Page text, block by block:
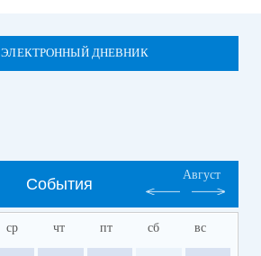
ЭЛЕКТРОННЫЙ ДНЕВНИК
События
Август
ср чт пт сб вс